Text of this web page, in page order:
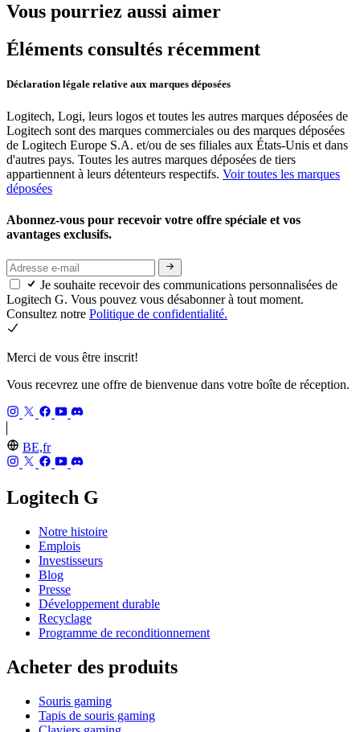
Vous pourriez aussi aimer
Éléments consultés récemment
Déclaration légale relative aux marques déposées
Logitech, Logi, leurs logos et toutes les autres marques déposées de
Logitech sont des marques commerciales ou des marques déposées
de Logitech Europe S.A. et/ou de ses filiales aux États-Unis et dans
d'autres pays. Toutes les autres marques déposées de tiers
appartiennent à leurs détenteurs respectifs. Voir toutes les marques
déposées
Abonnez-vous pour recevoir votre offre spéciale et vos
avantages exclusifs.
Je souhaite recevoir des communications personnalisées de
Logitech G. Vous pouvez vous désabonner à tout moment.
Consultez notre Politique de confidentialité.
Merci de vous être inscrit!
Vous recevrez une offre de bienvenue dans votre boîte de réception.
BE,fr
Logitech G
Notre histoire
Emplois
Investisseurs
Blog
Presse
Développement durable
Recyclage
Programme de reconditionnement
Acheter des produits
Souris gaming
Tapis de souris gaming